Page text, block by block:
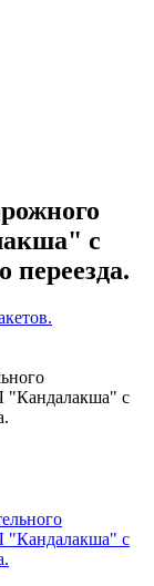
с
переезда.
"Кандалакша" с